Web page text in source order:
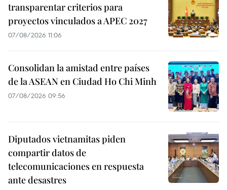
transparentar criterios para
proyectos vinculados a APEC 2027
07/08/2026 11:06
Consolidan la amistad entre países
de la ASEAN en Ciudad Ho Chi Minh
07/08/2026 09:56
Diputados vietnamitas piden
compartir datos de
telecomunicaciones en respuesta
ante desastres